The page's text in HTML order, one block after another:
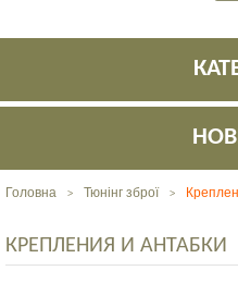
Головна > Тюнінг зброї >
КРЕПЛЕНИЯ И АНТАБКИ